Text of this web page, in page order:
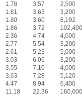
1.78 3.57
2,500
1.81 3.63
3,200
1.80 3.60
8,192
1.86 3.72
102,400
2.36 4.74
4,000
2.77 5.54
3,200
2.61 5.23
5,000
3.03 6.06
3,200
3.55 7.10
4,000
3.63 7.28
5,120
4.47 8.94
6,400
11.18 22.36 160,000